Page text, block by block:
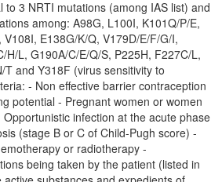
to 3 NRTI mutations (among IAS list) and
among: A98G, L100I, K101Q/P/E,
V108I, E138G/K/Q, V179D/E/F/G/I,
H/L, G190A/C/E/Q/S, P225H, F227C/L,
T and Y318F (virus sensitivity to
- Non effective barrier contraception
potential - Pregnant women or women
infection at the acute phase
(stage B or C of Child-Pugh score) -
or radiotherapy -
being taken by the patient (listed in